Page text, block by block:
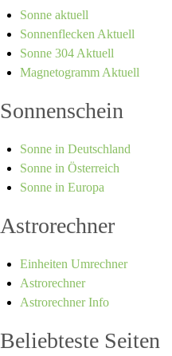
Sonne aktuell
Sonnenflecken Aktuell
Sonne 304 Aktuell
Magnetogramm Aktuell
Sonnenschein
Sonne in Deutschland
Sonne in Österreich
Sonne in Europa
Astrorechner
Einheiten Umrechner
Astrorechner
Astrorechner Info
Beliebteste Seiten